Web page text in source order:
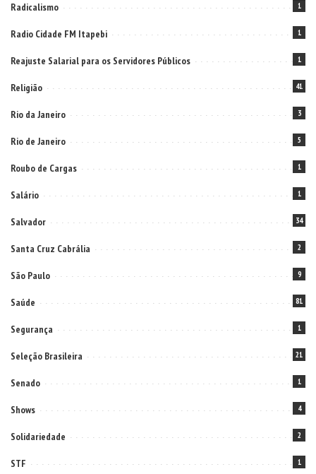
Radicalismo 1
Radio Cidade FM Itapebi 1
Reajuste Salarial para os Servidores Públicos 1
Religião 41
Rio da Janeiro 3
Rio de Janeiro 5
Roubo de Cargas 1
Salário 1
Salvador 34
Santa Cruz Cabrália 2
São Paulo 9
Saúde 81
Segurança 1
Seleção Brasileira 21
Senado 1
Shows 4
Solidariedade 2
STF 1